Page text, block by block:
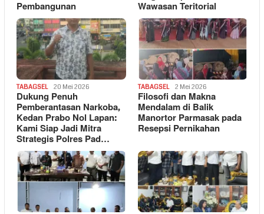
Pembangunan Wawasan Teritorial
TABAGSEL 20 Mei 2026
Dukung Penuh
Pemberantasan Narkoba,
Kedan Prabo Nol Lapan:
Kami Siap Jadi Mitra
Strategis Polres Pad…
TABAGSEL 2 Mei 2026
Filosofi dan Makna
Mendalam di Balik
Manortor Parmasak pada
Resepsi Pernikahan